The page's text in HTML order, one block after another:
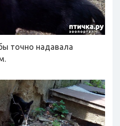
точно надавала